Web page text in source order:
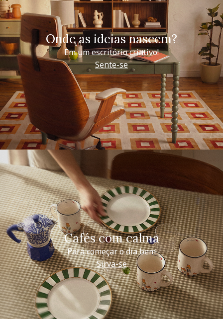
Onde as ideias nascem?
Em um escritório criativo!
Sente-se
Cafés com calma
Para começar o dia bem
Sirva-se